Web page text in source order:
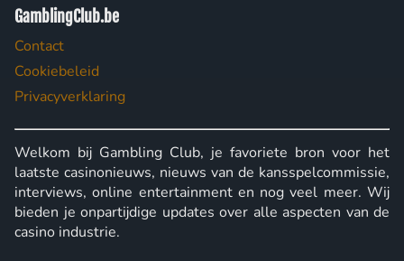
GamblingClub.be
Contact
Cookiebeleid
Privacyverklaring
Welkom bij Gambling Club, je favoriete bron voor het
laatste casinonieuws, nieuws van de kansspelcommissie,
interviews, online entertainment en nog veel meer. Wij
bieden je onpartijdige updates over alle aspecten van de
casino industrie.